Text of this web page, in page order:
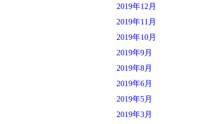
2019年12月
2019年11月
2019年10月
2019年9月
2019年8月
2019年6月
2019年5月
2019年3月